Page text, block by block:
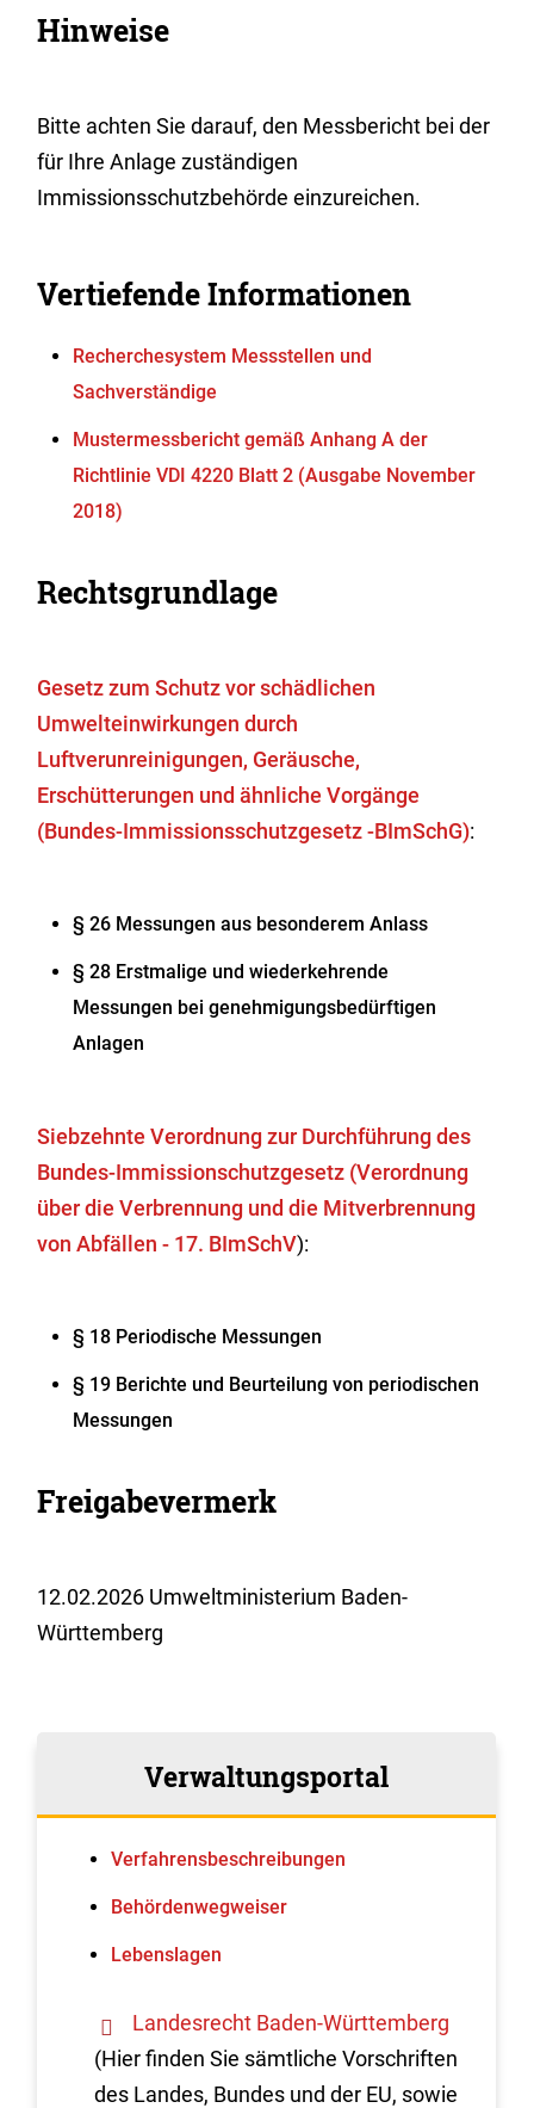
Hinweise
Bitte achten Sie darauf, den Messbericht bei der
für Ihre Anlage zuständigen
Immissionsschutzbehörde einzureichen.
Vertiefende Informationen
Recherchesystem Messstellen und
Sachverständige
Mustermessbericht gemäß Anhang A der
Richtlinie VDI 4220 Blatt 2 (Ausgabe November
2018)
Rechtsgrundlage
Gesetz zum Schutz vor schädlichen
Umwelteinwirkungen durch
Luftverunreinigungen, Geräusche,
Erschütterungen und ähnliche Vorgänge
(Bundes-Immissionsschutzgesetz -BImSchG):
§ 26 Messungen aus besonderem Anlass
§ 28 Erstmalige und wiederkehrende
Messungen bei genehmigungsbedürftigen
Anlagen
Siebzehnte Verordnung zur Durchführung des
Bundes-Immissionschutzgesetz (Verordnung
über die Verbrennung und die Mitverbrennung
von Abfällen - 17. BImSchV):
§ 18 Periodische Messungen
§ 19 Berichte und Beurteilung von periodischen
Messungen
Freigabevermerk
12.02.2026 Umweltministerium Baden-
Württemberg
Verwaltungsportal
Verfahrens­beschreibungen
Behördenwegweiser
Lebenslagen
Landesrecht Baden-Württemberg
(Hier finden Sie sämtliche Vorschriften
des Landes, Bundes und der EU, sowie